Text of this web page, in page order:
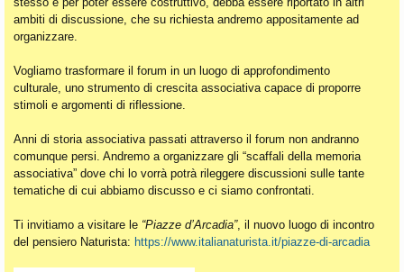
ambiti di discussione, che su richiesta andremo appositamente ad
organizzare.
Vogliamo trasformare il forum in un luogo di approfondimento
culturale, uno strumento di crescita associativa capace di proporre
stimoli e argomenti di riflessione.
Anni di storia associativa passati attraverso il forum non andranno
comunque persi. Andremo a organizzare gli “scaffali della memoria
associativa” dove chi lo vorrà potrà rileggere discussioni sulle tante
tematiche di cui abbiamo discusso e ci siamo confrontati.
Ti invitiamo a visitare le “Piazze d’Arcadia”, il nuovo luogo di incontro
del pensiero Naturista: https://www.italianaturista.it/piazze-di-arcadia